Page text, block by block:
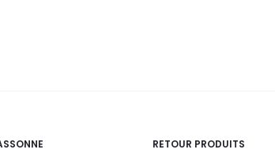
RETOUR PRODUITS